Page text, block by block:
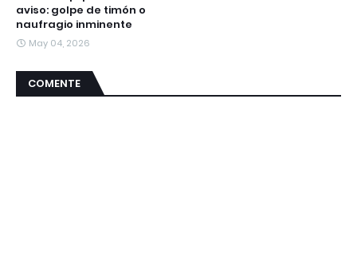
aviso: golpe de timón o
naufragio inminente
May 04, 2026
COMENTE